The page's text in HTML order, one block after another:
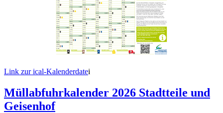
Link zur ical-Kalenderdatei
Müllabfuhrkalender 2026 Stadtteile und
Geisenhof